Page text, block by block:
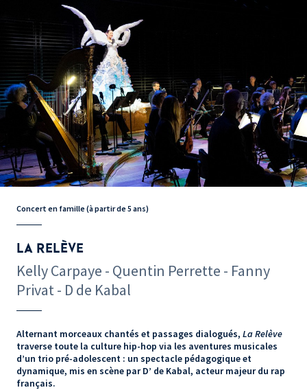
Concert en famille (à partir de 5 ans)
LA RELÈVE
Kelly Carpaye - Quentin Perrette - Fanny
Privat - D de Kabal
Alternant morceaux chantés et passages dialogués, La Relève
traverse toute la culture hip-hop via les aventures musicales
d’un trio pré-adolescent : un spectacle pédagogique et
dynamique, mis en scène par D’ de Kabal, acteur majeur du rap
français.